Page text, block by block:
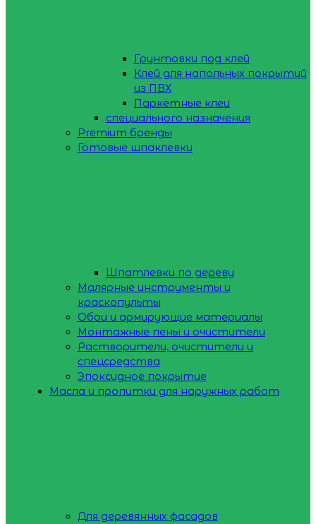
Грунтовки под клей
Клей для напольных покрытий
из ПВХ
Паркетные клеи
специального назначения
Premium бренды
Готовые шпаклевки
Шпатлевки по дереву
Малярные инструменты и
краскопульты
Обои и армирующие материалы
Монтажные пены и очистители
Растворители, очистители и
спецсредства
Эпоксидное покрытие
Масла и пропитки для наружных работ
Для деревянных фасадов